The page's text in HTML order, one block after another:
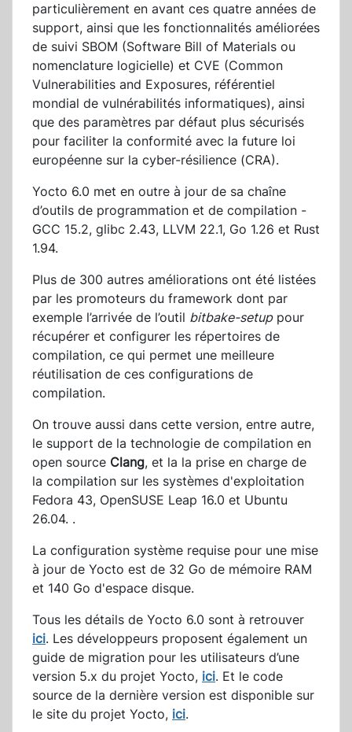
particulièrement en avant ces quatre années de
support, ainsi que les fonctionnalités améliorées
de suivi SBOM (Software Bill of Materials ou
nomenclature logicielle) et CVE (Common
Vulnerabilities and Exposures, référentiel
mondial de vulnérabilités informatiques), ainsi
que des paramètres par défaut plus sécurisés
pour faciliter la conformité avec la future loi
européenne sur la cyber-résilience (CRA).
Yocto 6.0 met en outre à jour de sa chaîne
d’outils de programmation et de compilation -
GCC 15.2, glibc 2.43, LLVM 22.1, Go 1.26 et Rust
1.94.
Plus de 300 autres améliorations ont été listées
par les promoteurs du framework dont par
exemple l’arrivée de l’outil bitbake-setuppour
récupérer et configurer les répertoires de
compilation, ce qui permet une meilleure
réutilisation de ces configurations de
compilation.
On trouve aussi dans cette version, entre autre,
le support de la technologie de compilation en
open source Clang, et la la prise en charge de
la compilation sur les systèmes d'exploitation
Fedora 43, OpenSUSE Leap 16.0 et Ubuntu
26.04. .
La configuration système requise pour une mise
à jour de Yocto est de 32 Go de mémoire RAM
et 140 Go d'espace disque.
Tous les détails de Yocto 6.0 sont à retrouver
ici. Les développeurs proposent également un
guide de migration pour les utilisateurs d’une
version 5.x du projet Yocto, ici. Et le code
source de la dernière version est disponible sur
le site du projet Yocto, ici.